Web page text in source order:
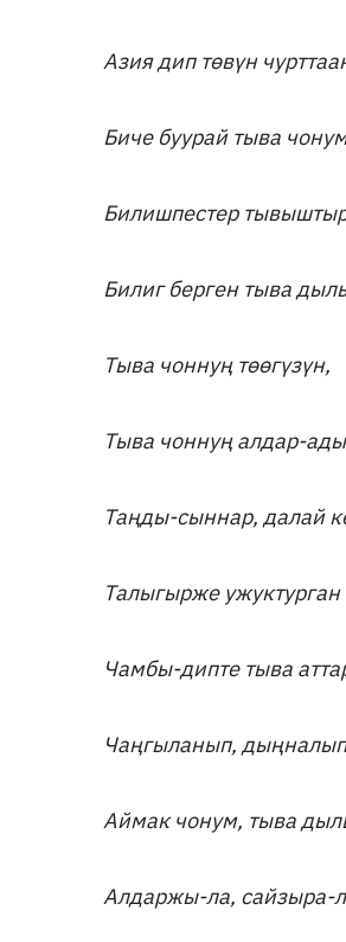
Азия дип төвүн
Биче буурай тыва
Билишпестер
Билиг берген тыва
Тыва чоннуң төөгүзүн,
Тыва чоннуң алдар-
Таңды-сыннар, далай
Талыгырже
Чамбы-дипте тыва
Чаңгыланып, дыңналып
Аймак чонум, тыва
Алдаржы-ла, сайзыра-